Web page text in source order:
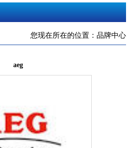
在线留言
人才招聘您现在所在的位置：品牌中心
aeg